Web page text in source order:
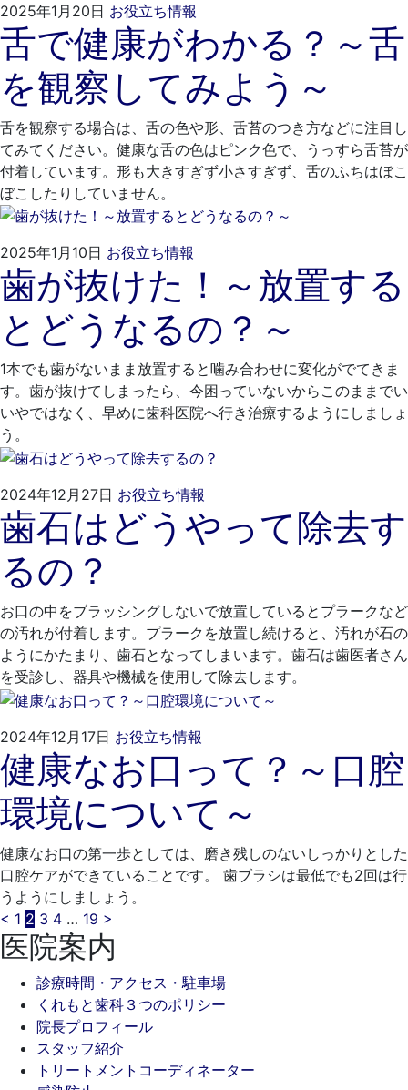
2025年1月20日 お役立ち情報
年
12
月
23
日
れ
も
と
歯
科
医
院
舌で健康がわかる？～舌
を観察してみよう～
舌を観察する場合は、舌の色や形、舌苔のつき方などに注目し
てみてください。健康な舌の色はピンク色で、うっすら舌苔が
付着しています。形も大きすぎず小さすぎず、舌のふちはぼこ
ぼこしたりしていません。
2025年1月10日 お役立ち情報
年
12
月
23
日
れ
も
と
歯
科
医
院
歯が抜けた！～放置する
とどうなるの？～
1本でも歯がないまま放置すると噛み合わせに変化がでてきま
す。歯が抜けてしまったら、今困っていないからこのままでい
いやではなく、早めに歯科医院へ行き治療するようにしましょ
う。
2024年12月27日 お役立ち情報
年
11
日
れ
も
科
医
院
歯石はどうやって除去す
るの？
お口の中をブラッシングしないで放置しているとプラークなど
の汚れが付着します。プラークを放置し続けると、汚れが石の
ようにかたまり、歯石となってしまいます。歯石は歯医者さん
を受診し、器具や機械を使用して除去します。
2024年12月17日 お役立ち情報
11
月
29
日
も
と
歯
科
医
院
健康なお口って？～口腔
環境について～
健康なお口の第一歩としては、磨き残しのないしっかりとした
口腔ケアができていることです。 歯ブラシは最低でも2回は行
うようにしましょう。
投
稿
の
ペ
ー
< 1 2 3 4 … 19 >
医院案内
診療時間・アクセス・駐車場
くれもと歯科３つのポリシー
院長プロフィール
スタッフ紹介
トリートメントコーディネーター